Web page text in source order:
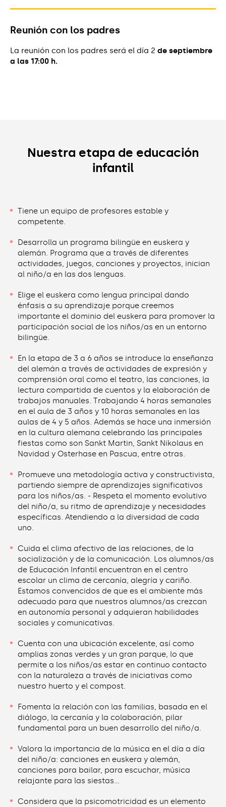
Reunión con los padres
La reunión con los padres será el día 2 de septiembre
a las 17:00 h.
Nuestra etapa de educación
infantil
Tiene un equipo de profesores estable y
competente.
Desarrolla un programa bilingüe en euskera y
alemán. Programa que a través de diferentes
actividades, juegos, canciones y proyectos, inician
al niño/a en las dos lenguas.
Elige el euskera como lengua principal dando
énfasis a su aprendizaje porque creemos
importante el dominio del euskera para promover la
participación social de los niños/as en un entorno
bilingüe.
En la etapa de 3 a 6 años se introduce la enseñanza
del alemán a través de actividades de expresión y
comprensión oral como el teatro, las canciones, la
lectura compartida de cuentos y la elaboración de
trabajos manuales. Trabajando 4 horas semanales
en el aula de 3 años y 10 horas semanales en las
aulas de 4 y 5 años. Además se hace una inmersión
en la cultura alemana celebrando las principales
fiestas como son Sankt Martin, Sankt Nikolaus en
Navidad y Osterhase en Pascua, entre otras.
Promueve una metodología activa y constructivista,
partiendo siempre de aprendizajes significativos
para los niños/as. - Respeta el momento evolutivo
del niño/a, su ritmo de aprendizaje y necesidades
específicas. Atendiendo a la diversidad de cada
uno.
Cuida el clima afectivo de las relaciones, de la
socialización y de la comunicación. Los alumnos/as
de Educación Infantil encuentran en el centro
escolar un clima de cercanía, alegría y cariño.
Estamos convencidos de que es el ambiente más
adecuado para que nuestros alumnos/as crezcan
en autonomía personal y adquieran habilidades
sociales y comunicativas.
Cuenta con una ubicación excelente, así como
amplias zonas verdes y un gran parque, lo que
permite a los niños/as estar en continuo contacto
con la naturaleza a través de iniciativas como
nuestro huerto y el compost.
Fomenta la relación con las familias, basada en el
diálogo, la cercanía y la colaboración, pilar
fundamental para un buen desarrollo del niño/a.
Valora la importancia de la música en el día a día
del niño/a: canciones en euskera y alemán,
canciones para bailar, para escuchar, música
relajante para las siestas…
Considera que la psicomotricidad es un elemento